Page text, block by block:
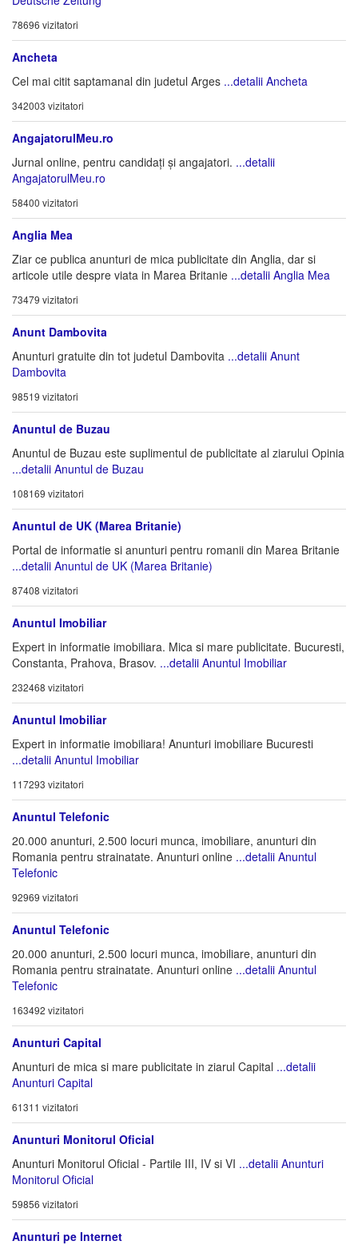
78696 vizitatori
Ancheta
Cel mai citit saptamanal din judetul Arges ...detalii Ancheta
342003 vizitatori
AngajatorulMeu.ro
Jurnal online, pentru candidați și angajatori. ...detalii
AngajatorulMeu.ro
58400 vizitatori
Anglia Mea
Ziar ce publica anunturi de mica publicitate din Anglia, dar si
articole utile despre viata in Marea Britanie ...detalii Anglia Mea
73479 vizitatori
Anunt Dambovita
Anunturi gratuite din tot judetul Dambovita ...detalii Anunt
Dambovita
98519 vizitatori
Anuntul de Buzau
Anuntul de Buzau este suplimentul de publicitate al ziarului Opinia
...detalii Anuntul de Buzau
108169 vizitatori
Anuntul de UK (Marea Britanie)
Portal de informatie si anunturi pentru romanii din Marea Britanie
...detalii Anuntul de UK (Marea Britanie)
87408 vizitatori
Anuntul Imobiliar
Expert in informatie imobiliara. Mica si mare publicitate. Bucuresti,
Constanta, Prahova, Brasov. ...detalii Anuntul Imobiliar
232468 vizitatori
Anuntul Imobiliar
Expert in informatie imobiliara! Anunturi imobiliare Bucuresti
...detalii Anuntul Imobiliar
117293 vizitatori
Anuntul Telefonic
20.000 anunturi, 2.500 locuri munca, imobiliare, anunturi din
Romania pentru strainatate. Anunturi online ...detalii Anuntul
Telefonic
92969 vizitatori
Anuntul Telefonic
20.000 anunturi, 2.500 locuri munca, imobiliare, anunturi din
Romania pentru strainatate. Anunturi online ...detalii Anuntul
Telefonic
163492 vizitatori
Anunturi Capital
Anunturi de mica si mare publicitate in ziarul Capital ...detalii
Anunturi Capital
61311 vizitatori
Anunturi Monitorul Oficial
Anunturi Monitorul Oficial - Partile III, IV si VI ...detalii Anunturi
Monitorul Oficial
59856 vizitatori
Anunturi pe Internet